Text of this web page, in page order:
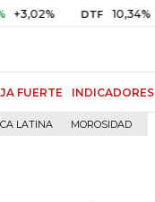
DTF 10,34% +0,10%
FUERTE INDICADORES
LATINA MOROSIDAD